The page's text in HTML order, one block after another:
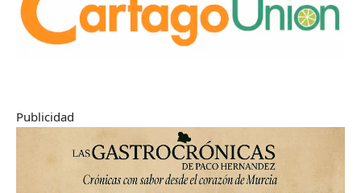
Publicidad